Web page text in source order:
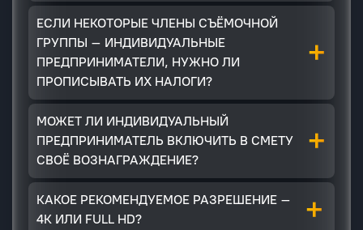
ЕСЛИ НЕКОТОРЫЕ ЧЛЕНЫ СЪЁМОЧНОЙ
ГРУППЫ – ИНДИВИДУАЛЬНЫЕ
ПРЕДПРИНИМАТЕЛИ, НУЖНО ЛИ
ПРОПИСЫВАТЬ ИХ НАЛОГИ?
+
МОЖЕТ ЛИ ИНДИВИДУАЛЬНЫЙ
ПРЕДПРИНИМАТЕЛЬ ВКЛЮЧИТЬ В СМЕТУ
СВОЁ ВОЗНАГРАЖДЕНИЕ?
+
КАКОЕ РЕКОМЕНДУЕМОЕ РАЗРЕШЕНИЕ –
4К ИЛИ FULL HD?
+